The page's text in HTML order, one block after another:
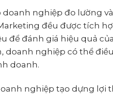
nghiệp đo lường
đều được tích
để đánh giá hiệu quả
doanh nghiệp có thể
doanh.
nghiệp tạo dựng lợi